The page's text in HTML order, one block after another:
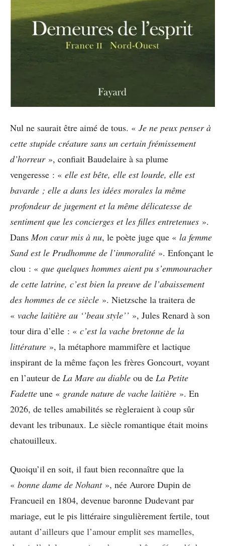
Nul ne saurait être aimé de tous. « Je ne peux penser à
cette stupide créature sans un certain frémissement
d’horreur», confiait Baudelaire à sa plume
vengeresse : « elle est bête, elle est lourde, elle est
bavarde ; elle a dans les idées morales la même
profondeur de jugement et la même délicatesse de
sentiment que les concierges et les filles entretenues ».
Dans Mon cœur mis à nu, le poète juge que « la femme
Sand est le Prudhomme de l’immoralité ». Enfonçant le
clou : « que quelques hommes aient pu s’emmouracher
de cette latrine, c’est bien la preuve de l’abaissement
des hommes de ce siècle ». Nietzsche la traitera de
« vache laitière au ‘’beau style’’ », Jules Renard à son
tour dira d’elle : « c’est la vache bretonne de la
littérature », la métaphore mammifère et lactique
inspirant de la même façon les frères Goncourt, voyant
en l’auteur de La Mare au diable ou de La Petite
Fadette une « grande nature de vache laitière ». En
2026, de telles amabilités se règleraient à coup sûr
devant les tribunaux. Le siècle romantique était moins
chatouilleux.
Quoiqu’il en soit, il faut bien reconnaître que la
« bonne dame de Nohant», née Aurore Dupin de
Francueil en 1804, devenue baronne Dudevant par
mariage, eut le pis littéraire singulièrement fertile, tout
autant d’ailleurs que l’amour emplit ses mamelles,